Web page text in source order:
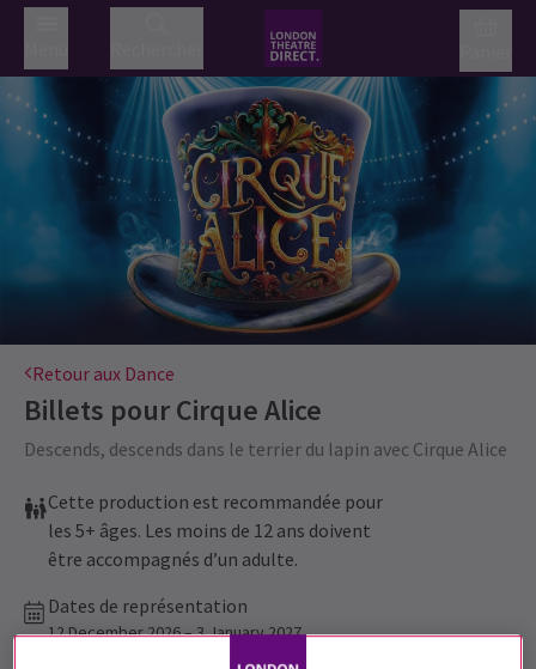
Retour aux Dance
Billets pourCirque Alice
Descends, descends dans le terrier du lapin avec Cirque Alice
Cette production est recommandée pour
les 5+ âges. Les moins de 12 ans doivent
être accompagnés d’un adulte.
Dates de représentation
12 December 2026 – 3 January 2027